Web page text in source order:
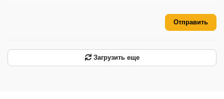
Отправить
Загрузить еще